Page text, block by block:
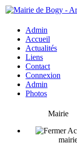
Admin
Accueil
Actualités
Liens
Contact
Connexion
Admin
Photos
Mairie